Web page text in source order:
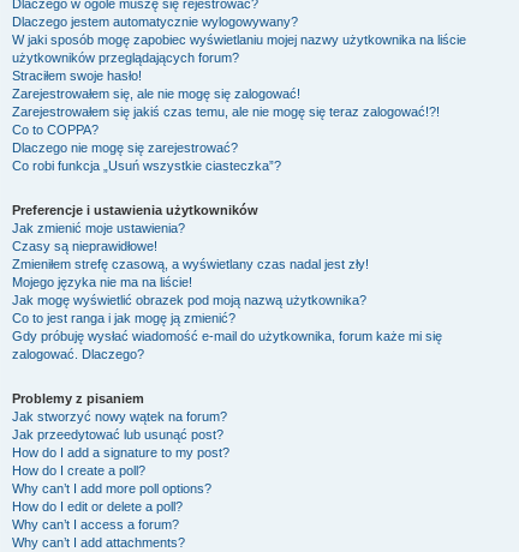
Dlaczego w ogóle muszę się rejestrować?
Dlaczego jestem automatycznie wylogowywany?
W jaki sposób mogę zapobiec wyświetlaniu mojej nazwy użytkownika na liście
użytkowników przeglądających forum?
Straciłem swoje hasło!
Zarejestrowałem się, ale nie mogę się zalogować!
Zarejestrowałem się jakiś czas temu, ale nie mogę się teraz zalogować!?!
Co to COPPA?
Dlaczego nie mogę się zarejestrować?
Co robi funkcja „Usuń wszystkie ciasteczka”?
Preferencje i ustawienia użytkowników
Jak zmienić moje ustawienia?
Czasy są nieprawidłowe!
Zmieniłem strefę czasową, a wyświetlany czas nadal jest zły!
Mojego języka nie ma na liście!
Jak mogę wyświetlić obrazek pod moją nazwą użytkownika?
Co to jest ranga i jak mogę ją zmienić?
Gdy próbuję wysłać wiadomość e-mail do użytkownika, forum każe mi się
zalogować. Dlaczego?
Problemy z pisaniem
Jak stworzyć nowy wątek na forum?
Jak przeedytować lub usunąć post?
How do I add a signature to my post?
How do I create a poll?
Why can’t I add more poll options?
How do I edit or delete a poll?
Why can’t I access a forum?
Why can’t I add attachments?